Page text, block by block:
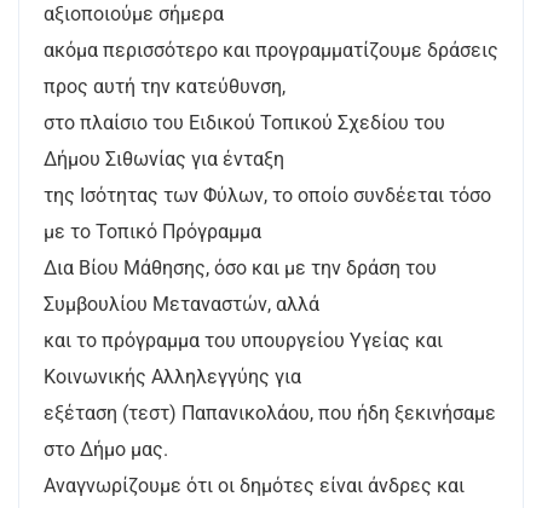
αξιοποιούμε σήμερα
ακόμα περισσότερο και προγραμματίζουμε δράσεις
προς αυτή την κατεύθυνση,
στο πλαίσιο του Ειδικού Τοπικού Σχεδίου του
Δήμου Σιθωνίας για ένταξη
της Ισότητας των Φύλων, το οποίο συνδέεται τόσο
με το Τοπικό Πρόγραμμα
Δια Βίου Μάθησης, όσο και με την δράση του
Συμβουλίου Μεταναστών, αλλά
και το πρόγραμμα του υπουργείου Υγείας και
Κοινωνικής Αλληλεγγύης για
εξέταση (τεστ) Παπανικολάου, που ήδη ξεκινήσαμε
στο Δήμο μας.
Αναγνωρίζουμε ότι οι δημότες είναι άνδρες και